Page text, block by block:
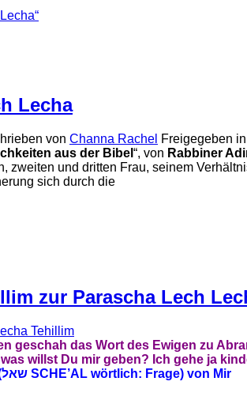
Lecha
von Channa Rachel Freigegeben in
aus der Bibel “, von Rabbiner
zweiten und dritten Frau, seinem
sich durch die
zur Parascha Lech
Tehillim
geschah das Wort des Ewigen zu
willst Du mir geben? Ich gehe ja
שאל SCHE’AL wörtlich: Frage) von Mir